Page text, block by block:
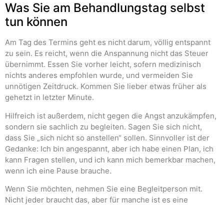
Was Sie am Behandlungstag selbst
tun können
Am Tag des Termins geht es nicht darum, völlig entspannt
zu sein. Es reicht, wenn die Anspannung nicht das Steuer
übernimmt. Essen Sie vorher leicht, sofern medizinisch
nichts anderes empfohlen wurde, und vermeiden Sie
unnötigen Zeitdruck. Kommen Sie lieber etwas früher als
gehetzt in letzter Minute.
Hilfreich ist außerdem, nicht gegen die Angst anzukämpfen,
sondern sie sachlich zu begleiten. Sagen Sie sich nicht,
dass Sie „sich nicht so anstellen“ sollen. Sinnvoller ist der
Gedanke: Ich bin angespannt, aber ich habe einen Plan, ich
kann Fragen stellen, und ich kann mich bemerkbar machen,
wenn ich eine Pause brauche.
Wenn Sie möchten, nehmen Sie eine Begleitperson mit.
Nicht jeder braucht das, aber für manche ist es eine